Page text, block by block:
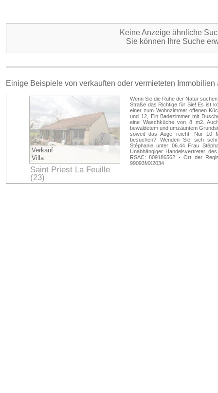
Keine Anzeige ähnliche
Sie können Ihre Suche
Einige Beispiele von verkauften oder vermieteten
Verkauf
Villa
Saint Priest La Feuille
(23)
Creuse
Wenn Sie die Ruhe der Natur
Straße das Richtige für Sie! Es ist
einer zum Wohnzimmer offenen
und 12, Ein Badezimmer mit
eine Waschküche von 8 m2.
bewaldetem und umzäuntem
soweit das Auge reicht. Nur 10
besuchen? Wenden Sie sich
Stéphanie unter 06.44 Frau
Unabhängiger Handelsvertreter
RSAC: 809186562 - Ort der
99093MX2034